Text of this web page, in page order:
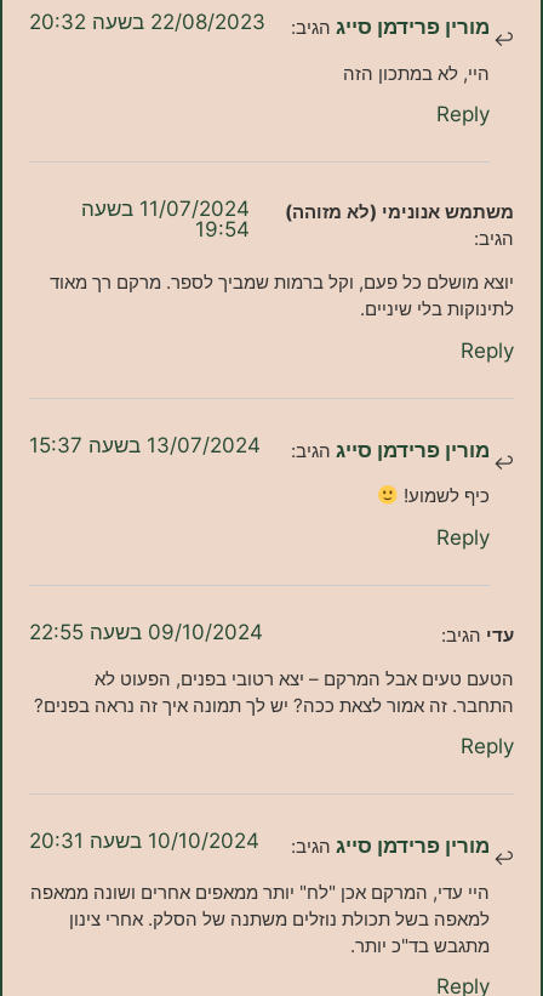
פרידמן סייג הגיב: 22/08/2023 בשעה 20:32
לא במתכון הזה
אנונימי (לא מזוהה)
11/07/2024 בשעה
19:54
כל פעם, וקל ברמות שמביך לספר. מרקם רך מאוד
בלי שיניים.
פרידמן סייג הגיב: 13/07/2024 בשעה 15:37
לשמוע!
09/10/2024 בשעה 22:55
אבל המרקם – יצא רטובי בפנים, הפעוט לא
זה אמור לצאת ככה? יש לך תמונה איך זה נראה בפנים?
פרידמן סייג הגיב: 10/10/2024 בשעה 20:31
עדי, המרקם אכן "לח" יותר ממאפים אחרים ושונה ממאפה
בשל תכולת נוזלים משתנה של הסלק. אחרי צינון
בד"כ יותר.